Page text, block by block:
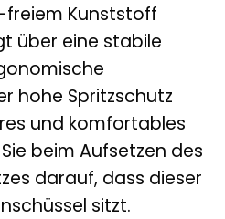
freiem Kunststoff
über eine stabile
hohe Spritzschutz
und komfortables
beim Aufsetzen des
darauf, dass dieser
sitzt.